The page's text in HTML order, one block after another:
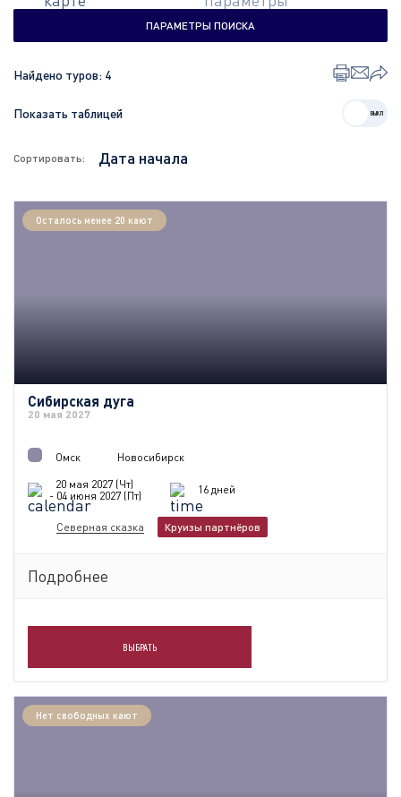
ПАРАМЕТРЫ ПОИСКА
Показать таблицей
Найдено туров: 4
Сортировать:
Осталось менее 20 кают
Сибирская дуга
20 мая 2027
Омск
Новосибирск
20 мая 2027 (Чт)
- 04 июня 2027 (Пт)
16 дней
Северная сказка Круизы партнёров
Подробнее
ВЫБРАТЬ
Нет свободных кают